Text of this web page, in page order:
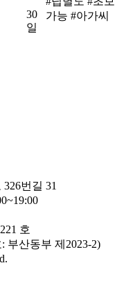
30
일
가능 #아가씨
번길 31
호
부산동부 제2023-2)